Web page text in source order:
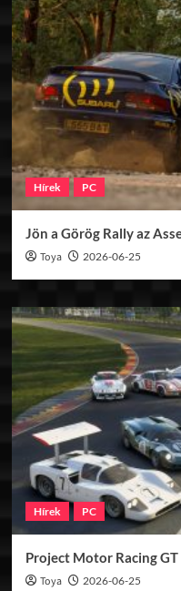
Hírek PC
Jön a Görög Rally az
Toya 2026-06-25
Hírek PC
Project Motor Racing GT
Toya 2026-06-25